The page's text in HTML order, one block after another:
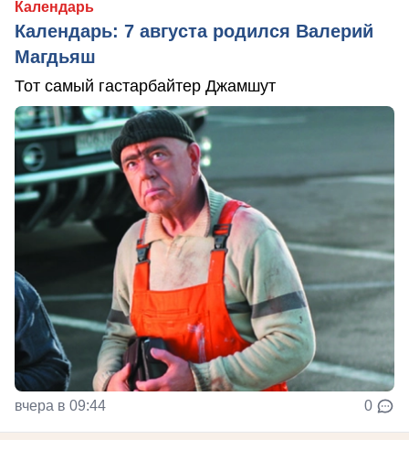
Календарь
Календарь: 7 августа родился Валерий
Магдьяш
Тот самый гастарбайтер Джамшут
вчера в 09:44 0